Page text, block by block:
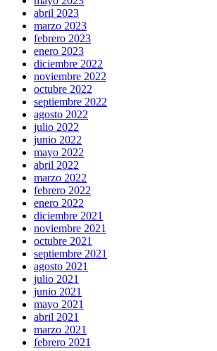
abril 2023
marzo 2023
febrero 2023
enero 2023
diciembre 2022
noviembre 2022
octubre 2022
septiembre 2022
agosto 2022
julio 2022
junio 2022
mayo 2022
abril 2022
marzo 2022
febrero 2022
enero 2022
diciembre 2021
noviembre 2021
octubre 2021
septiembre 2021
agosto 2021
julio 2021
junio 2021
mayo 2021
abril 2021
marzo 2021
febrero 2021